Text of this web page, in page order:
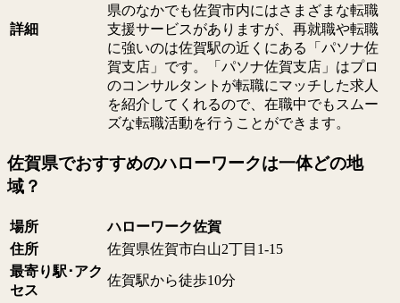
詳細
県のなかでも佐賀市内にはさまざまな転職
支援サービスがありますが、再就職や転職
に強いのは佐賀駅の近くにある「パソナ佐
賀支店」です。「パソナ佐賀支店」はプロ
のコンサルタントが転職にマッチした求人
を紹介してくれるので、在職中でもスムー
ズな転職活動を行うことができます。
佐賀県でおすすめのハローワークは一体どの地
域？
場所
ハローワーク佐賀
住所
佐賀県佐賀市白山2丁目1-15
最寄り駅･アク
セス
佐賀駅から徒歩10分